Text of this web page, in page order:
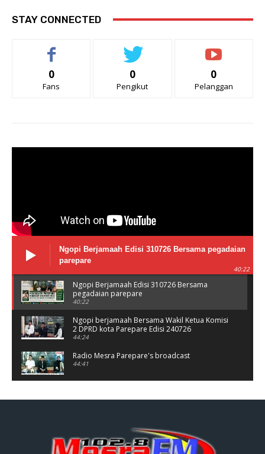
STAY CONNECTED
0
Fans
0
Pengikut
0
Pelanggan
Ngopi Berjamaah Edisi 310726 Bersama pegadaian
parepare
40:22
Ngopi Berjamaah Edisi 310726 Bersama
pegadaian parepare
40:22
Ngopi berjamaah Bersama Wakil Ketua Komisi
2 DPRD kota Parepare Edisi 240726
44:24
Radio Mesra Parepare's broadcast
44:41
44:25
Ngopi berjamaah bersama polres Parepare
Jumat 03/06/26
37:56